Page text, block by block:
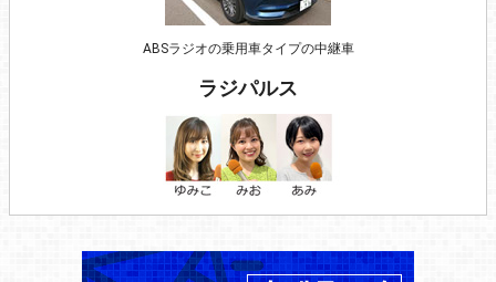
ABSラジオの乗用車タイプの中継車
ラジパルス